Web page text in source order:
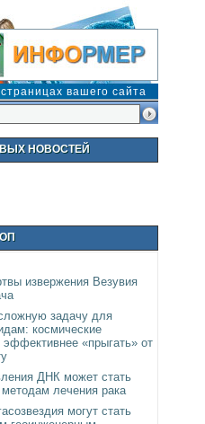
вашего сайта
НОВОСТЕЙ
извержения Везувия
задачу для
космические
эффективнее «прыгать» от
ДНК может стать
лечения рака
могут стать